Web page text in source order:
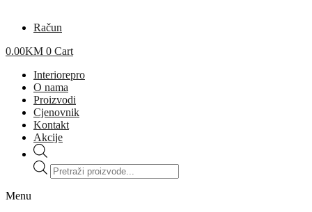
Račun
0.00KM 0 Cart
Interiorepro
O nama
Proizvodi
Cjenovnik
Kontakt
Akcije
Products
search
Menu